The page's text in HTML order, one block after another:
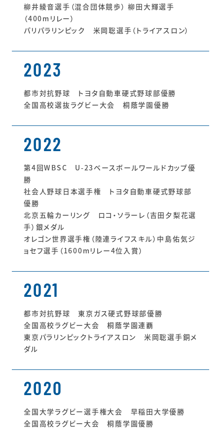
柳井綾音選手（混合団体競歩） 柳田大輝選手
（400mリレー）
パリパラリンピック 米岡聡選手（トライアスロン）
2023
都市対抗野球 トヨタ自動車硬式野球部優勝
全国高校選抜ラグビー大会 桐蔭学園優勝
2022
第4回WBSC U-23ベースボールワールドカップ優
勝
社会人野球日本選手権 トヨタ自動車硬式野球部
優勝
北京五輪カーリング ロコ・ソラーレ（吉田夕梨花選
手）銀メダル
オレゴン世界選手権（陸連ライフスキル）中島佑気ジ
ョセフ選手（1600mリレー4位入賞）
2021
都市対抗野球 東京ガス硬式野球部優勝
全国高校ラグビー大会 桐蔭学園連覇
東京パラリンピックトライアスロン 米岡聡選手銅メ
ダル
2020
全国大学ラグビー選手権大会 早稲田大学優勝
全国高校ラグビー大会 桐蔭学園優勝